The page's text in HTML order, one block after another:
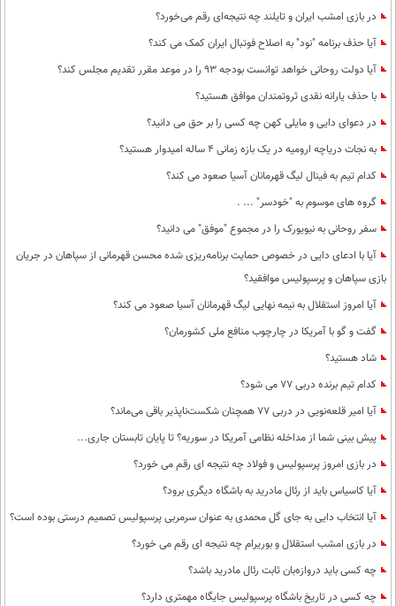
در بازی امشب ایران و تایلند چه نتیجه‌ای رقم می‌خورد؟
آیا حذف برنامه "نود" به اصلاح فوتبال ایران کمک می کند؟
آیا دولت روحانی خواهد توانست بودجه 93 را در موعد مقرر تقدیم مجلس کند؟
با حذف یارانه نقدی ثروتمندان موافق هستید؟
در دعوای دایی و مایلی کهن چه کسی را بر حق می دانید؟
به نجات دریاچه ارومیه در یک بازه زمانی 4 ساله امیدوار هستید؟
کدام تیم به فینال لیگ قهرمانان آسیا صعود می کند؟
گروه های موسوم به "خودسر" ... .
سفر روحانی به نیویورک را در مجموع "موفق" می دانید؟
آیا با ادعای دایی در خصوص حمایت برنامه‌ریزی شده محسن قهرمانی از سپاهان در جریان
بازی سپاهان و پرسپولیس موافقید؟
آیا امروز استقلال به نیمه نهایی لیگ قهرمانان آسیا صعود می کند؟
گفت و گو با آمریکا در چارچوب منافع ملی کشورمان؟
شاد هستید؟
کدام تیم برنده دربی 77 می شود؟
آیا امیر قلعه‌نویی در دربی 77 همچنان شکست‌ناپذیر باقی می‌ماند؟
پیش بینی شما از مداخله نظامی آمریکا در سوریه؟ تا پایان تابستان جاری...
در بازی امروز پرسپولیس و فولاد چه نتیجه ای رقم می خورد؟
آیا کاسیاس باید از رئال مادرید به باشگاه دیگری برود؟
آیا انتخاب دایی به جای گل محمدی به عنوان سرمربی پرسپولیس تصمیم درستی بوده است؟
در بازی امشب استقلال و بوریرام چه نتیجه ای رقم می خورد؟
چه کسی باید دروازه‌بان ثابت رئال مادرید باشد؟
چه کسی در تاریخ باشگاه پرسپولیس جایگاه مهمتری دارد؟